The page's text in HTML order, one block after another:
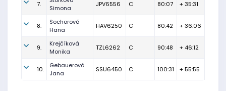
7.
Simona
JPV6556 C 80:07 + 35:31
8.
Sochorová
Hana
HAV6250 C 80:42 + 36:06
9.
Krejčíková
Monika
TZL6262 C 90:48 + 46:12
10.
Gebauerová
Jana
SSU6450 C 100:31 + 55:55